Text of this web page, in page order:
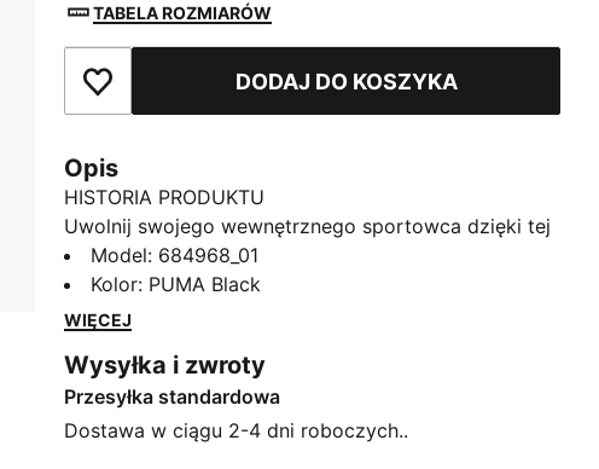
TABELA ROZMIARÓW
Dodaj do ulubionychDODAJ DO KOSZYKA
Opis
HISTORIA PRODUKTU
Uwolnij swojego wewnętrznego sportowca dzięki tej
eleganckiej koszulce o wąskim kroju. Model ten ma
legendarny gumowy nadruk z logo No. 1 i został
zaprojektowany dla tych, którzy kochają aktywność i
sprawdzi się podczas każdej aktywności, ale pozwoli
ci też w prosty sposób pokazać swoją dumę z
PUMA.
Model: 684968_01
Kolor: PUMA Black
WIĘCEJ
Wysyłka i zwroty
Przesyłka standardowa
Dostawa w ciągu 2-4 dni roboczych..